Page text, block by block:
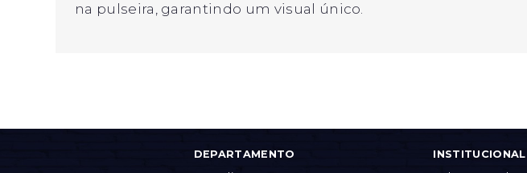
na pulseira, garantindo um visual único.
DEPARTAMENTO
INSTITUCIONAL